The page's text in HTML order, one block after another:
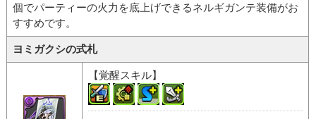
個でパーティーの火力を底上げできるネルギガンテ装備がお
すすめです。
ヨミガクシの式札
【覚醒スキル】